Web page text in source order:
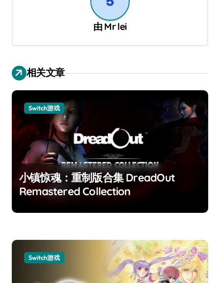
由 Mr lei
相关文章
Switch游戏
小镇惊魂：重制版合集 DreadOut
Remastered Collection
Switch游戏